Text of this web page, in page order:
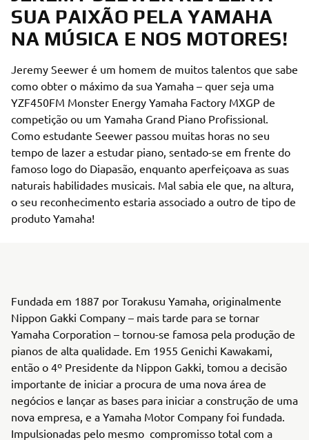
SUA PAIXÃO PELA YAMAHA
NA MÚSICA E NOS MOTORES!
Jeremy Seewer é um homem de muitos talentos que sabe
como obter o máximo da sua Yamaha – quer seja uma
YZF450FM Monster Energy Yamaha Factory MXGP de
competição ou um Yamaha Grand Piano Profissional.
Como estudante Seewer passou muitas horas no seu
tempo de lazer a estudar piano, sentado-se em frente do
famoso logo do Diapasão, enquanto aperfeiçoava as suas
naturais habilidades musicais. Mal sabia ele que, na altura,
o seu reconhecimento estaria associado a outro de tipo de
produto Yamaha!
Fundada em 1887 por Torakusu Yamaha, originalmente
Nippon Gakki Company – mais tarde para se tornar
Yamaha Corporation – tornou-se famosa pela produção de
pianos de alta qualidade. Em 1955 Genichi Kawakami,
então o 4º Presidente da Nippon Gakki, tomou a decisão
importante de iniciar a procura de uma nova área de
negócios e lançar as bases para iniciar a construção de uma
nova empresa, e a Yamaha Motor Company foi fundada.
Impulsionadas pelo mesmo compromisso total com a